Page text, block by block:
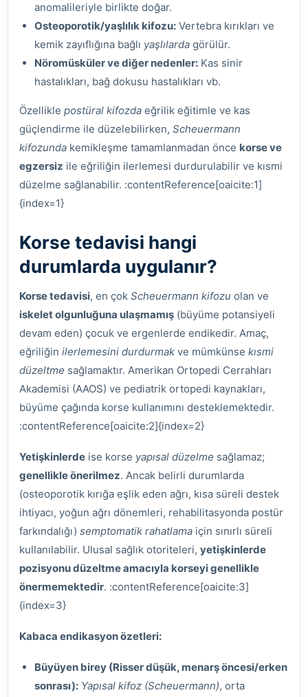
anomalileriyle birlikte doğar.
Osteoporotik/yaşlılık kifozu: Vertebra kırıkları ve
kemik zayıflığına bağlı yaşlılarda görülür.
Nöromüsküler ve diğer nedenler: Kas sinir
hastalıkları, bağ dokusu hastalıkları vb.
Özellikle postüral kifozda eğrilik eğitimle ve kas
güçlendirme ile düzelebilirken, Scheuermann
kifozunda kemikleşme tamamlanmadan önce korse ve
egzersiz ile eğriliğin ilerlemesi durdurulabilir ve kısmi
düzelme sağlanabilir. :contentReference[oaicite:1]
{index=1}
Korse tedavisi hangi
durumlarda uygulanır?
Korse tedavisi, en çok Scheuermann kifozu olan ve
iskelet olgunluğuna ulaşmamış (büyüme potansiyeli
devam eden) çocuk ve ergenlerde endikedir. Amaç,
eğriliğin ilerlemesini durdurmak ve mümkünse kısmi
düzeltme sağlamaktır. Amerikan Ortopedi Cerrahları
Akademisi (AAOS) ve pediatrik ortopedi kaynakları,
büyüme çağında korse kullanımını desteklemektedir.
:contentReference[oaicite:2]{index=2}
Yetişkinlerde ise korse yapısal düzelme sağlamaz;
genellikle önerilmez. Ancak belirli durumlarda
(osteoporotik kırığa eşlik eden ağrı, kısa süreli destek
ihtiyacı, yoğun ağrı dönemleri, rehabilitasyonda postür
farkındalığı) semptomatik rahatlama için sınırlı süreli
kullanılabilir. Ulusal sağlık otoriteleri, yetişkinlerde
pozisyonu düzeltme amacıyla korseyi genellikle
önermemektedir. :contentReference[oaicite:3]
{index=3}
Kabaca endikasyon özetleri:
Büyüyen birey (Risser düşük, menarş öncesi/erken
sonrası): Yapısal kifoz (Scheuermann), orta